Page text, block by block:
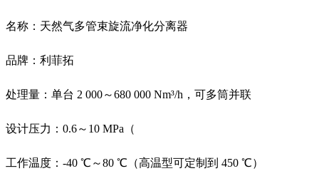
名称：天然气多管束旋流净化分离器
品牌：利菲拓
处理量：单台 2 000～680 000 Nm³/h，可多筒并联
设计压力：0.6～10 MPa（
工作温度：-40 ℃～80 ℃（高温型可定制到 450 ℃）